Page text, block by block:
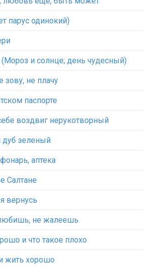
парус одинокий)
и солнце; день чудесный)
не плачу
паспорте
воздвиг нерукотворный
дуб зеленый
аптека
Салтане
вернусь
не жалеешь
и что такое плохо
жить хорошо